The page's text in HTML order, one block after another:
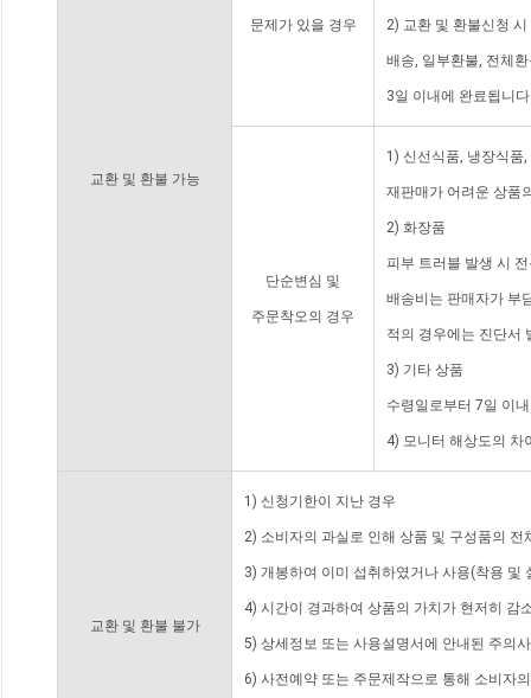
교환 및 환불 가능
문제가 있을 경우 2) 교환 및 환불신청
배송, 일부환불, 전체
3일 이내에 완료됩니
단순변심 및
주문착오의 경우
1) 신선식품, 냉장식품
재판매가 어려운 상품
2) 화장품
피부 트러블 발생 시
배송비는 판매자가 부
적의 경우에는 진단서
3) 기타 상품
수령일로부터 7일 이
4) 모니터 해상도의 차
교환 및 환불 불가
1) 신청기한이 지난 경우
2) 소비자의 과실로 인해 상품 및 구성품의
3) 개봉하여 이미 섭취하였거나 사용(착용 및
4) 시간이 경과하여 상품의 가치가 현저히 감
5) 상세정보 또는 사용설명서에 안내된 주의
6) 사전예약 또는 주문제작으로 통해 소비자